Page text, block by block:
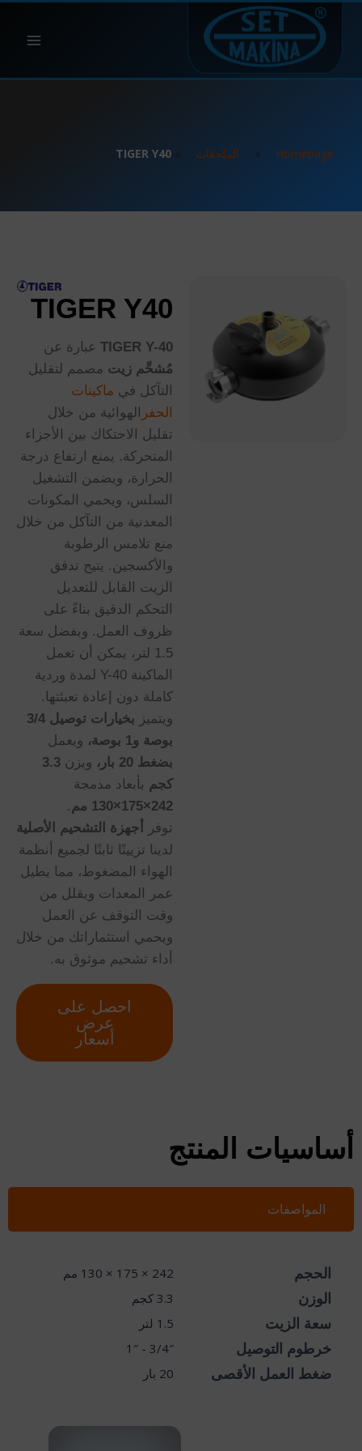
Homepage
» الملحقات TIGER Y40
TIGER Y40
TIGER Y-40 عبارة عن
مُشحِّم زيت مصمم لتقليل
التآكل في ماكينات
الحفر
الهوائية من خلال
تقليل الاحتكاك بين الأجزاء
المتحركة. يمنع ارتفاع درجة
الحرارة، ويضمن التشغيل
السلس، ويحمي المكونات
المعدنية من التآكل من خلال
منع تلامس الرطوبة
والأكسجين. يتيح تدفق
الزيت القابل للتعديل
التحكم الدقيق بناءً على
ظروف العمل. وبفضل سعة
1.5 لتر، يمكن أن تعمل
الماكينة Y-40 لمدة وردية
كاملة دون إعادة تعبئتها.
ويتميز
بخيارات توصيل 3/4
بوصة و1 بوصة،
ويعمل
بضغط 20 بار،
ويزن 3.3
كجم بأبعاد مدمجة
242×175×130 مم
.
توفر
أجهزة التشحيم الأصلية
لدينا تزييتًا ثابتًا لجميع أنظمة
الهواء المضغوط، مما يطيل
عمر المعدات ويقلل من
وقت التوقف عن العمل
ويحمي استثماراتك من خلال
أداء تشحيم موثوق به.
احصل على
عرض
أسعار
أساسيات المنتج
المواصفات
الحجم 242 × 175 × 130 مم
الوزن 3.3 كجم
سعة الزيت 1.5 لتر
خرطوم التوصيل 3/4″ - 1″
ضغط العمل الأقصى 20 بار